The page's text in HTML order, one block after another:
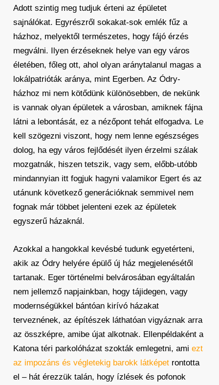
Adott szintig meg tudjuk érteni az épületet
sajnálókat. Egyrészről sokakat-sok emlék fűz a
házhoz, melyektől természetes, hogy fájó érzés
megválni. Ilyen érzéseknek helye van egy város
életében, főleg ott, ahol olyan aránytalanul magas a
lokálpatrióták aránya, mint Egerben. Az Ódry-
házhoz mi nem kötődünk különösebben, de nekünk
is vannak olyan épületek a városban, amiknek fájna
látni a lebontását, ez a nézőpont tehát elfogadva. Le
kell szögezni viszont, hogy nem lenne egészséges
dolog, ha egy város fejlődését ilyen érzelmi szálak
mozgatnák, hiszen tetszik, vagy sem, előbb-utóbb
mindannyian itt fogjuk hagyni valamikor Egert és az
utánunk következő generációknak semmivel nem
fognak már többet jelenteni ezek az épületek
egyszerű házaknál.
Azokkal a hangokkal kevésbé tudunk egyetérteni,
akik az Ódry helyére épülő új ház megjelenésétől
tartanak. Eger történelmi belvárosában egyáltalán
nem jellemző napjainkban, hogy tájidegen, vagy
modernségükkel bántóan kirívó házakat
terveznének, az építészek láthatóan vigyáznak arra
az összképre, amibe újat alkotnak. Ellenpéldaként a
Katona téri parkolóházat szokták emlegetni, ami ezt
az impozáns és végletekig barokk látképetrontotta
el – hát érezzük talán, hogy ízlések és pofonok